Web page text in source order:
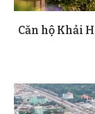
Căn hộ Khải